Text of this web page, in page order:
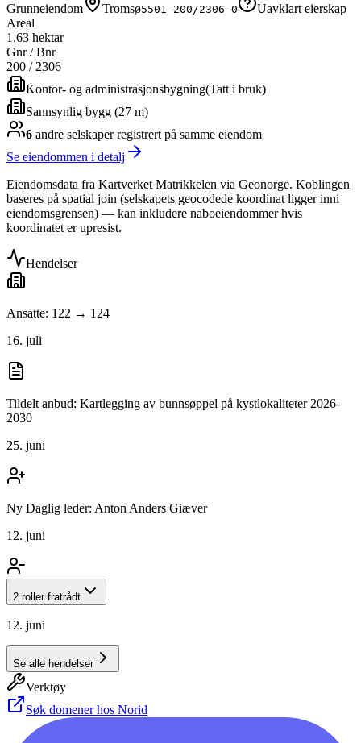
Grunneiendom
Tromsø5501-200/2306-0
Uavklart eierskap
Areal
1.63 hektar
Gnr / Bnr
200 / 2306
Kontor- og administrasjonsbygning(Tatt i bruk)
Sannsynlig bygg (27 m)
6 andre selskaperregistrert på samme eiendom
Se eiendommen i detalj
Eiendomsdata fra Kartverket Matrikkelen via Geonorge. Koblingen
baseres på spatial join (selskapets geocodede koordinat ligger inni
eiendomsgrensen) — kan inkludere naboeiendommer hvis
koordinatet er upresist.
Hendelser
Ansatte: 122 → 124
16. juli
Tildelt anbud: Kartlegging av bunnsøppel på kystlokaliteter 2026-
2030
25. juni
Ny Daglig leder: Anton Anders Giæver
12. juni
2 roller fratrådt
12. juni
Se alle hendelser
Verktøy
Søk domener hos Norid